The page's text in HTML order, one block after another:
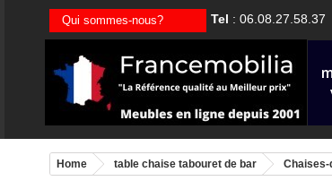
Qui sommes-nous? Tel : 06.08.27.58.37
Home table chaise tabouret de bar Chaises-